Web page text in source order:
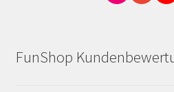
FunShop